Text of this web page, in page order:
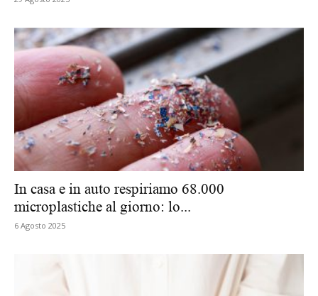
In casa e in auto respiriamo 68.000
microplastiche al giorno: lo...
6 Agosto 2025